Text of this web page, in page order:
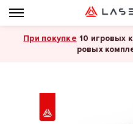
При покупке 10 игровых
ровых